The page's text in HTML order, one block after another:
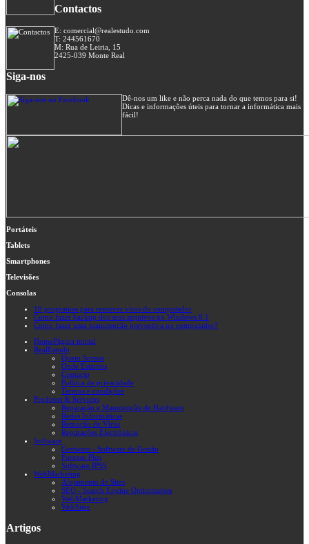
Contactos
E: comercial@realestudo.com
T: 244561670
M: Rua de Leiria, 15
2425-039 Monte Real
Siga-nos
Dê-nos um like e não perca nada do que temos para si!
Dicas e informações úteis para tornar a informática mais
fácil!
Portáteis
Tablets
Smartphones
Televisões
Consolas
10 programas para remover vírus do computador
Como fazer backup dos seus arquivos no Windows 8.1
Como fazer uma manutenção preventiva no computador?
HomePágina inicial
RealEstudo
Quem Somos
Onde Estamos
Contacto
Política de privacidade
Termos e condições
Produtos & Serviços
Reparação e Manutenção de Hardware
Redes Informáticas
Remoção de Vírus
Reparações Electrónicas
Software
Gestware - Software de Gestão
Forense Plus
Software IPSS
WebMarketing
Alojamento de Sites
SEO - Search Engine Optimization
WebMarketing
WebSites
Artigos